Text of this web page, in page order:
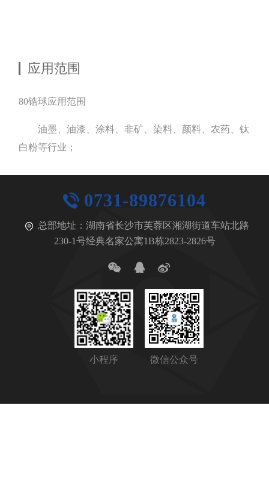
应用范围
80锆球应用范围
油墨、油漆、涂料、非矿、染料、颜料、农药、钛
白粉等行业；
0731-89876104
总部地址：湖南省长沙市芙蓉区湘湖街道车站北路
230-1号经典名家公寓1B栋2823-2826号
小程序 微信公众号